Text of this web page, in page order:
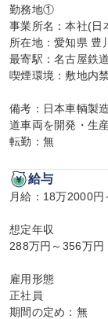
勤務地①
事業所名：本社(日
所在地：愛知県 豊
最寄駅：名古屋鉄
喫煙環境：敷地内
備考：日本車輌製
道車両を開発・生
転勤：無
給与
月給：18万2000円
想定年収
288万円～356万円
雇用形態
正社員
期間の定め：無